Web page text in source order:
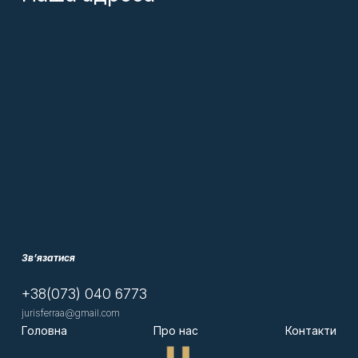
Через суд
Якщо у подружжя є неповнолітні діти,
розлучення оформлюється через суд. Для
цього один або обидва з подружжя подають
Зв’язатися
+38(073) 040 6773
jurisferraa@gmail.com
Головна Про нас Контакти